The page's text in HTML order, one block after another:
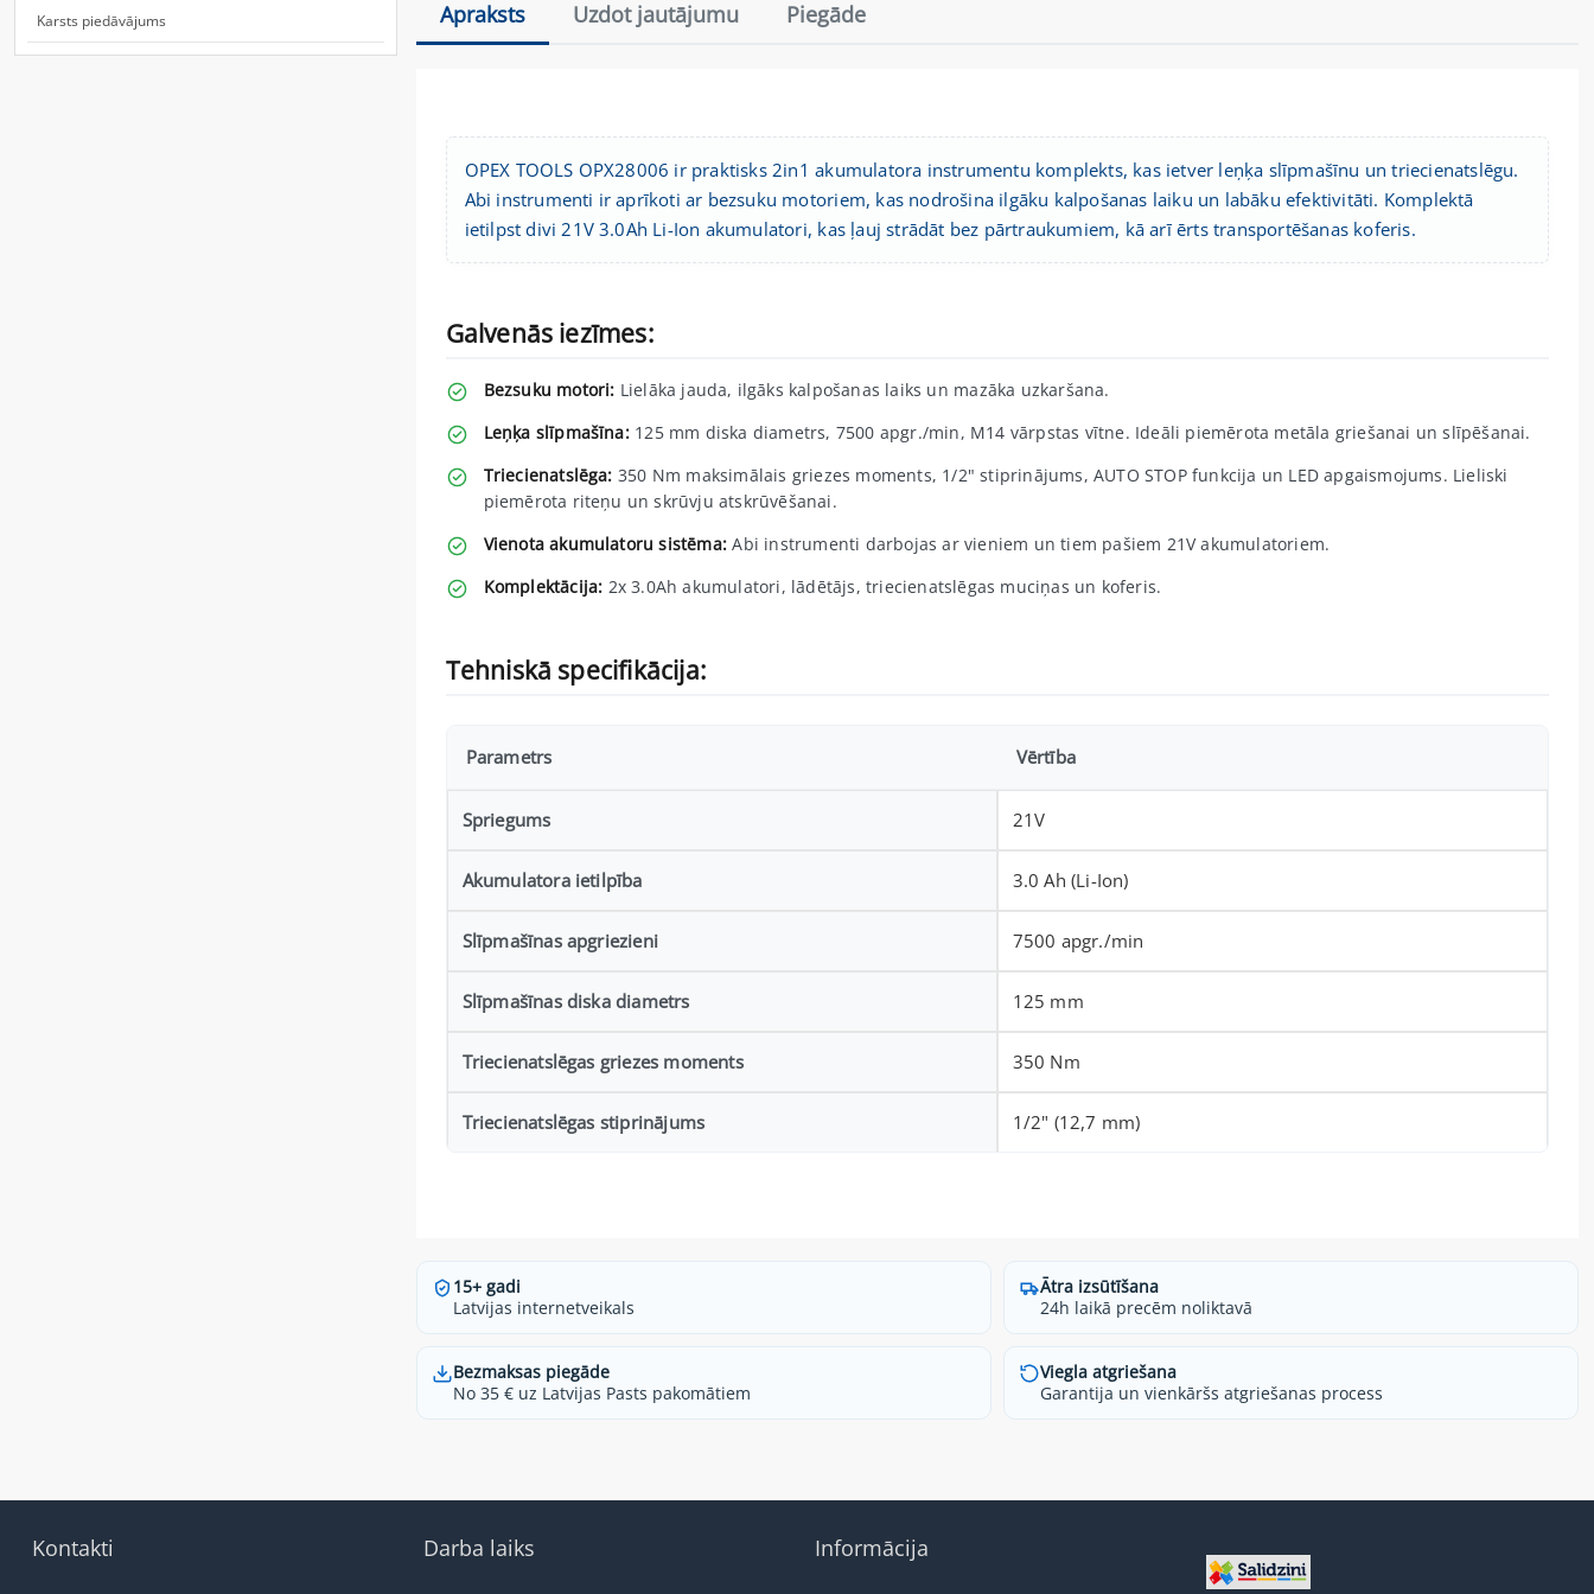
Karsts piedāvājums Apraksts Uzdot jautājumu Piegāde
OPEX TOOLS OPX28006 ir praktisks 2in1 akumulatora instrumentu komplekts, kas ietver leņķa slīpmašīnu un triecienatslēgu.
Abi instrumenti ir aprīkoti ar bezsuku motoriem, kas nodrošina ilgāku kalpošanas laiku un labāku efektivitāti. Komplektā
ietilpst divi 21V 3.0Ah Li-Ion akumulatori, kas ļauj strādāt bez pārtraukumiem, kā arī ērts transportēšanas koferis.
Galvenās iezīmes:
Bezsuku motori: Lielāka jauda, ilgāks kalpošanas laiks un mazāka uzkaršana.
Leņķa slīpmašīna:125 mm diska diametrs, 7500 apgr./min, M14 vārpstas vītne. Ideāli piemērota metāla griešanai un slīpēšanai.
Triecienatslēga: 350 Nm maksimālais griezes moments, 1/2" stiprinājums, AUTO STOP funkcija un LED apgaismojums. Lieliski
piemērota riteņu un skrūvju atskrūvēšanai.
Vienota akumulatoru sistēma: Abi instrumenti darbojas ar vieniem un tiem pašiem 21V akumulatoriem.
Komplektācija: 2x 3.0Ah akumulatori, lādētājs, triecienatslēgas muciņas un koferis.
Tehniskā specifikācija:
Parametrs Vērtība
Spriegums 21V
Akumulatora ietilpība 3.0 Ah (Li-Ion)
Slīpmašīnas apgriezieni 7500 apgr./min
Slīpmašīnas diska diametrs 125 mm
Triecienatslēgas griezes moments 350 Nm
Triecienatslēgas stiprinājums 1/2" (12,7 mm)
15+ gadi
Latvijas internetveikals
Ātra izsūtīšana
24h laikā precēm noliktavā
Bezmaksas piegāde
No 35 € uz Latvijas Pasts pakomātiem
Viegla atgriešana
Garantija un vienkāršs atgriešanas process
Kontakti Darba laiks Informācija